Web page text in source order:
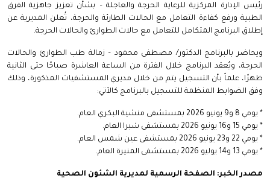
رئيس الإدارة المركزية للرعاية الحرجة والعاجلة – بشأن تعزيز جاهزية الفرق
الطبية ورفع كفاءة التعامل مع الحالات الطارئة والحرجة، تُعلن المديرية عن
إطلاق البرنامج المتكامل للتعامل مع حالات الطوارئ والحالات الحرجة.
ويحاضر بالبرنامج الدكتور/ مصطفى محمود – زمالة طب الطوارئ والحالات
الحرجة، ويُعقد البرنامج خلال الفترة من الساعة العاشرة صباحًا حتى الثانية
ظهرًا، علماً بأن التسجيل يتم من خلال مديري المستشفيات المذكورة، وذلك
وفق الضوابط المنظمة للتسجيل بالبرنامج كالآتي:
* يومي 8 و9 يونيو 2026 بمستشفى منشية البكري العام.
* يومي 15 و16 يونيو 2026 بمستشفى شبرا العام.
* يومي 22 و23 يونيو 2026 بمستشفى عين شمس العام.
* يومي 13 و14 يوليو 2026 بمستشفى المنيرة العام.
مصدر الخبر: الصفحة الرسمية لمديرية الشئون الصحية